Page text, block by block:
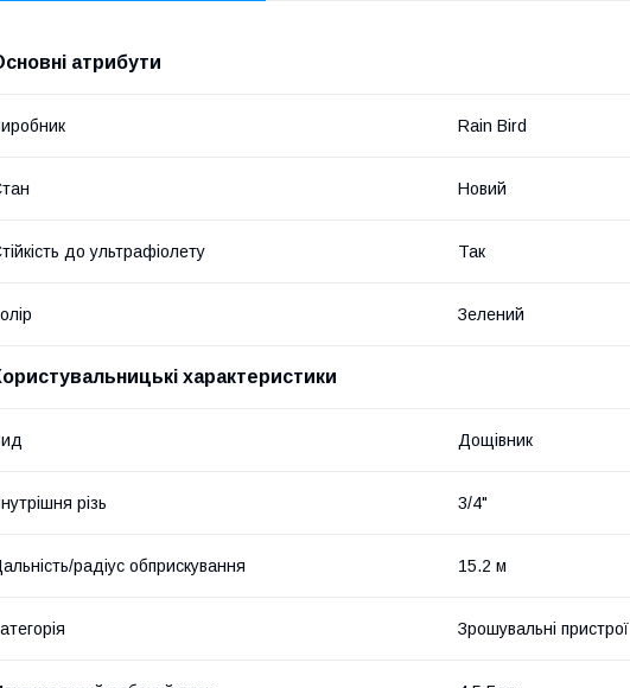
атрибути
Rain Bird
Новий
до ультрафіолету Так
Зелений
характеристики
Дощівник
різь 3/4"
радіус обприскування 15.2 м
Зрошувальні пристрої